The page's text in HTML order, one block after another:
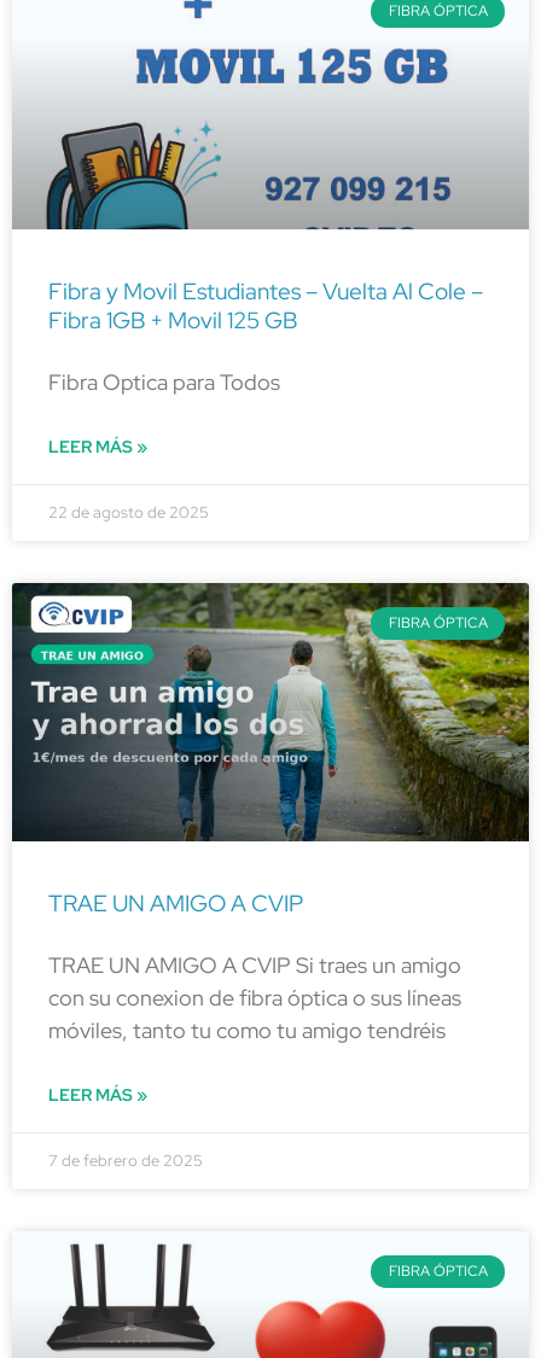
FIBRA ÓPTICA
Fibra y Movil Estudiantes – Vuelta Al Cole –
Fibra 1GB + Movil 125 GB
Fibra Optica para Todos
LEER MÁS »
22 de agosto de 2025
FIBRA ÓPTICA
TRAE UN AMIGO A CVIP
TRAE UN AMIGO A CVIP Si traes un amigo
con su conexion de fibra óptica o sus líneas
móviles, tanto tu como tu amigo tendréis
LEER MÁS »
7 de febrero de 2025
FIBRA ÓPTICA